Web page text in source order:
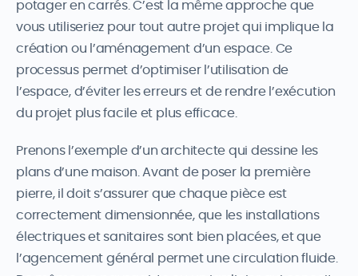
potager en carrés. C’est la même approche que
vous utiliseriez pour tout autre projet qui implique la
création ou l’aménagement d’un espace. Ce
processus permet d’optimiser l’utilisation de
l’espace, d’éviter les erreurs et de rendre l’exécution
du projet plus facile et plus efficace.
Prenons l’exemple d’un architecte qui dessine les
plans d’une maison. Avant de poser la première
pierre, il doit s’assurer que chaque pièce est
correctement dimensionnée, que les installations
électriques et sanitaires sont bien placées, et que
l’agencement général permet une circulation fluide.